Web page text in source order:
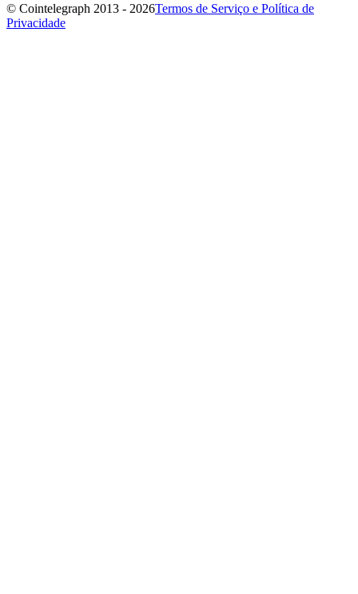
© Cointelegraph 2013 - 2026Termos de Serviço e Política de
Privacidade